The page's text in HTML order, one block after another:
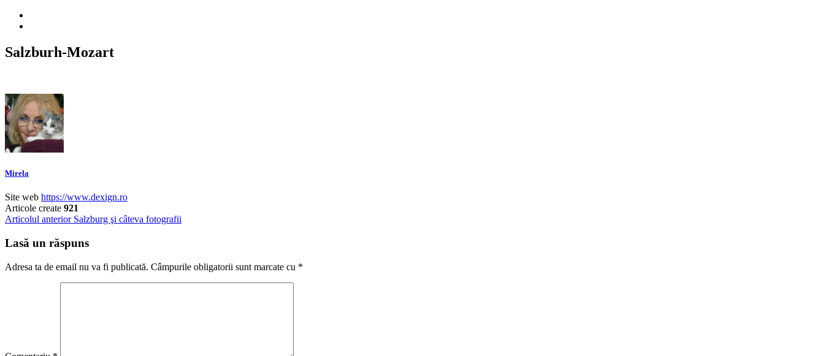
Salzburh-Mozart
Mirela
Site web https://www.dexign.ro
Articole create 921
Navigare
în
Articolul anteriorSalzburg şi câteva fotografii
Lasă un răspuns
Adresa ta de email nu va fi publicată. Câmpurile obligatorii sunt marcate cu *